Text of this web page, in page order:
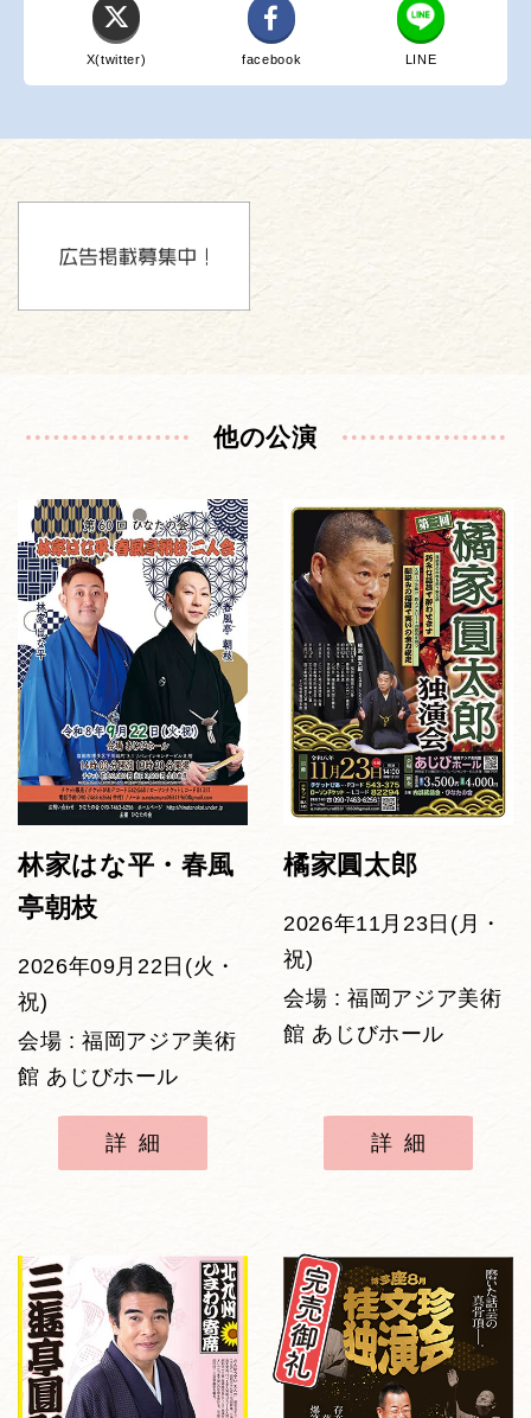
X(twitter) facebook LINE
他の公演
林家はな平・春風
亭朝枝
2026年09月22日(火・
祝)
会場 : 福岡アジア美術
館 あじびホール
詳細
橘家圓太郎
2026年11月23日(月・
祝)
会場 : 福岡アジア美術
館 あじびホール
詳細